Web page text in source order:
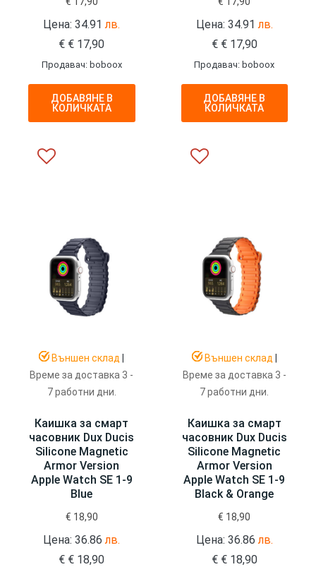
Цена: 34.91лв.
€ € 17,90
Продавач: boboox
ДОБАВЯНЕ В
КОЛИЧКАТА
Цена: 34.91лв.
€ €17,90
Продавач: boboox
ДОБАВЯНЕ В
КОЛИЧКАТА
Външен склад
Време за доставка 3 -
7 работни дни.
Каишка за смарт
часовник Dux Ducis
Silicone Magnetic
Armor Version
Apple Watch SE 1-9
Blue
€ 18,90
Цена: 36.86лв.
€ € 18,90
Външен склад
Време за доставка 3 -
7 работни дни.
Каишка за смарт
часовник Dux Ducis
Silicone Magnetic
Armor Version
Apple Watch SE 1-9
Black & Orange
€ 18,90
Цена: 36.86 лв.
€ €18,90